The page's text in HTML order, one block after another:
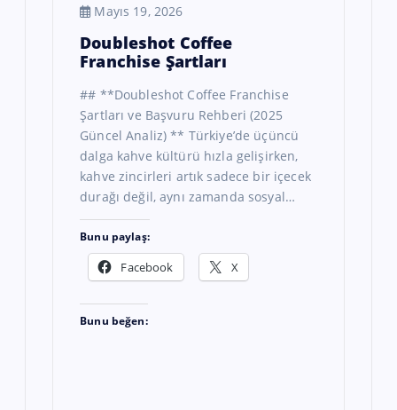
Mayıs 19, 2026
Doubleshot Coffee
Franchise Şartları
## **Doubleshot Coffee Franchise
Şartları ve Başvuru Rehberi (2025
Güncel Analiz) ** Türkiye’de üçüncü
dalga kahve kültürü hızla gelişirken,
kahve zincirleri artık sadece bir içecek
durağı değil, aynı zamanda sosyal…
Bunu paylaş:
Facebook X
Bunu beğen: